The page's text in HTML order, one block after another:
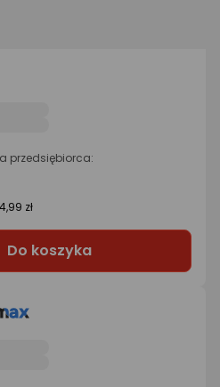
przedsiębiorca:
zł
Do koszyka